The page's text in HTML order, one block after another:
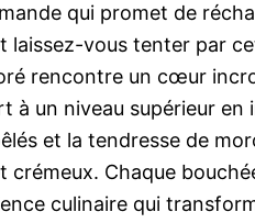
qui promet de
laissez-vous tenter par
rencontre un cœur
à un niveau supérieur en
et la tendresse de
crémeux. Chaque
culinaire qui